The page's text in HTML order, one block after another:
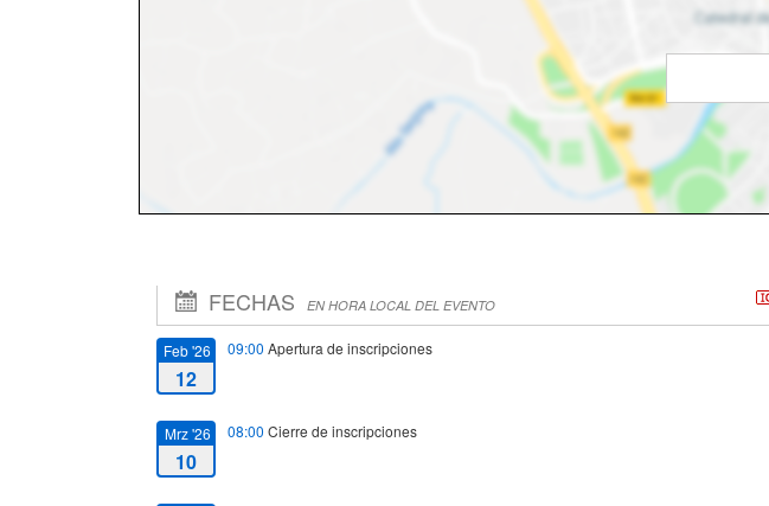
FECHAS EN HORA LOCAL DEL EVENTO
Feb '26
12
09:00 Apertura de inscripciones
Mrz '26
10
08:00 Cierre de inscripciones